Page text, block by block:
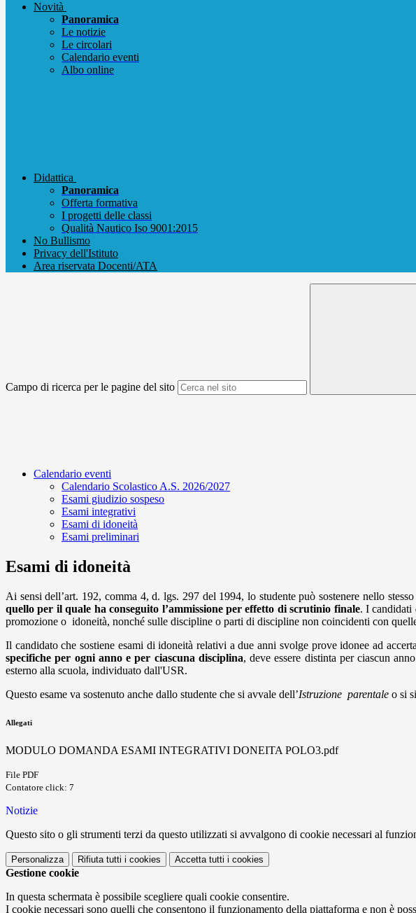
Novità
Panoramica
Le notizie
Le circolari
Calendario eventi
Albo online
Didattica
Panoramica
Offerta formativa
I progetti delle classi
Qualità Nautico Iso 9001:2015
No Bullismo
Privacy dell'Istituto
Area riservata Docenti/ATA
Campo di ricerca per le pagine del sito
Calendario eventi
Calendario Scolastico A.S. 2026/2027
Esami giudizio sospeso
Esami integrativi
Esami di idoneità
Esami preliminari
Esami di idoneità
Ai sensi dell’art. 192, comma 4, d. lgs. 297 del 1994, lo studente può sostenere nello
quello per il quale ha conseguito l’ammissione pereffetto di scrutinio finale. I candidati
promozione o idoneità, nonché sulle discipline o parti di discipline non coincidenti con
Il candidato che sostiene esami di idoneità relativi a due anni svolge prove idonee ad
specifiche per ogni anno e per ciascuna disciplina, deve essere distinta per ciascun
esterno alla scuola, individuato dall'USR.
Questo esame va sostenuto anche dallo studente che si avvale dell’Istruzione parentale o si
Allegati
MODULO DOMANDA ESAMI INTEGRATIVI DONEITA POLO3.pdf
File PDF
Contatore click: 7
Notizie
Questo sito o gli strumenti terzi da questo utilizzati si avvalgono di cookie necessari al
Personalizza Rifiuta tutti i cookies Accetta tutti i cookies
Gestione cookie
In questa schermata è possibile scegliere quali cookie consentire.
I cookie necessari sono quelli che consentono il funzionamento della piattaforma e non è